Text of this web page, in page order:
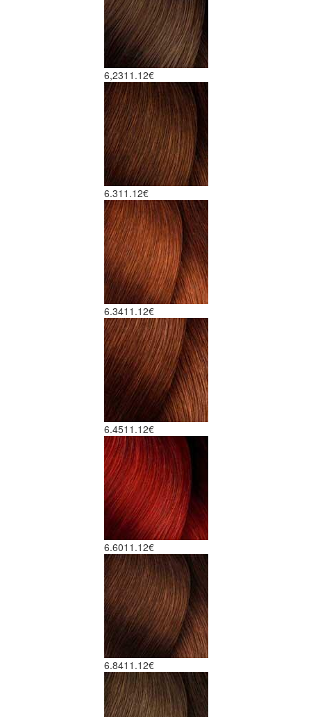
6,2311.12€
6.311.12€
6.3411.12€
6.4511.12€
6.6011.12€
6.8411.12€